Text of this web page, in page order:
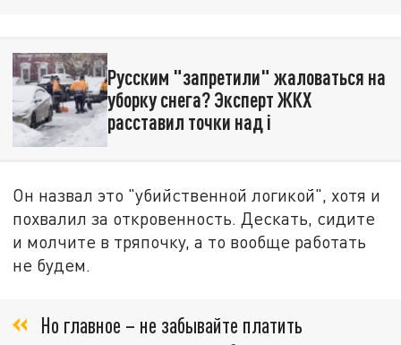
Русским "запретили" жаловаться на
уборку снега? Эксперт ЖКХ
расставил точки над i
Он назвал это "убийственной логикой", хотя и
похвалил за откровенность. Дескать, сидите
и молчите в тряпочку, а то вообще работать
не будем.
Но главное – не забывайте платить